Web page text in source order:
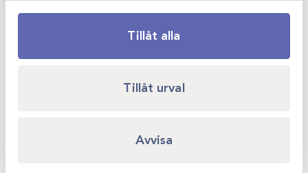
Tillåt alla
Tillåt urval
Avvisa